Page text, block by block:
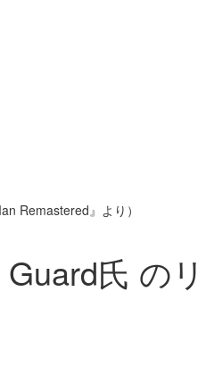
Remastered』より）
氏 の